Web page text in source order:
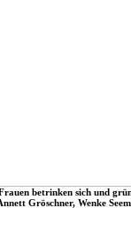
betrinken sich und
Gröschner, Wenke